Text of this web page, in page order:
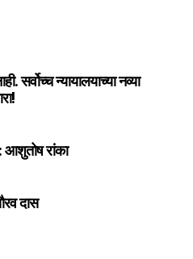
सर्वोच्च न्यायालयाच्या नव्या
आशुतोष रांका
दास